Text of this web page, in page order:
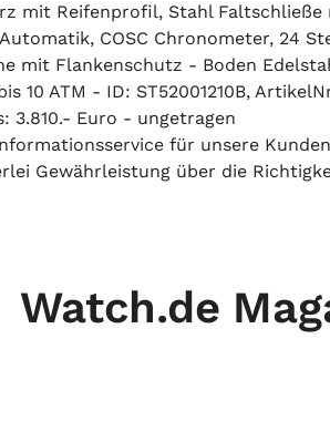
mit Reifenprofil, Stahl
COSC Chronometer, 24
mit Flankenschutz - Boden
10 ATM - ID: ST52001210B,
3.810.- Euro - ungetragen
für unsere
Gewährleistung über die
Watch.de